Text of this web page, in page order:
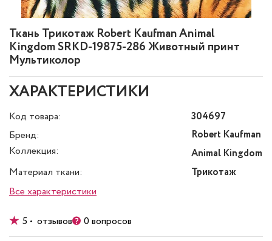
Ткань Трикотаж Robert Kaufman Animal
Kingdom SRKD-19875-286 Животный принт
Мультиколор
ХАРАКТЕРИСТИКИ
Код товара:
304697
Бренд:
Robert Kaufman
Коллекция:
Animal Kingdom
Материал ткани:
Трикотаж
Все характеристики
5 • отзывов 0 вопросов